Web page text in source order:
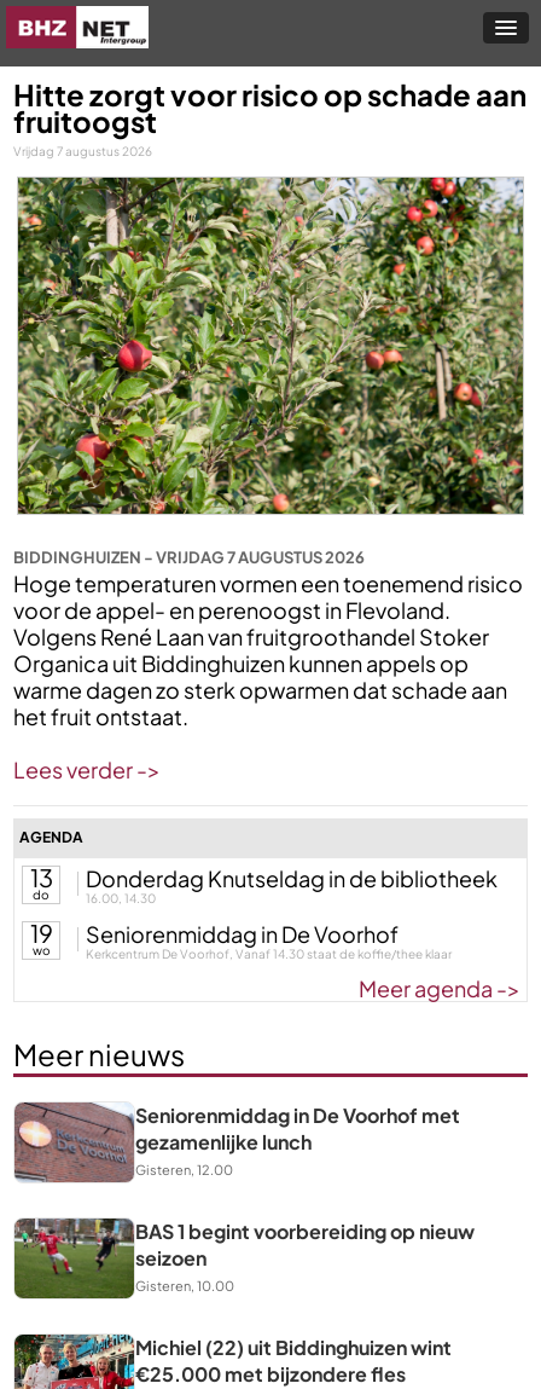
Hitte zorgt voor risico op schade aan
fruitoogst
Vrijdag 7 augustus 2026
BIDDINGHUIZEN - VRIJDAG 7 AUGUSTUS 2026
Hoge temperaturen vormen een toenemend risico
voor de appel- en perenoogst in Flevoland.
Volgens René Laan van fruitgroothandel Stoker
Organica uit Biddinghuizen kunnen appels op
warme dagen zo sterk opwarmen dat schade aan
het fruit ontstaat.
Lees verder ->
AGENDA
13
do
Donderdag Knutseldag in de bibliotheek
16.00, 14.30
19
wo
Seniorenmiddag in De Voorhof
Kerkcentrum De Voorhof, Vanaf 14.30 staat de koffie/thee klaar
Meer agenda ->
Meer nieuws
Seniorenmiddag in De Voorhof met
gezamenlijke lunch
Gisteren, 12.00
BAS 1 begint voorbereiding op nieuw
seizoen
Gisteren, 10.00
Michiel (22) uit Biddinghuizen wint
€25.000 met bijzondere fles